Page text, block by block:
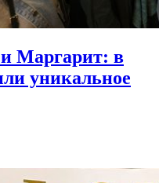
Маргарит: в
уникальное